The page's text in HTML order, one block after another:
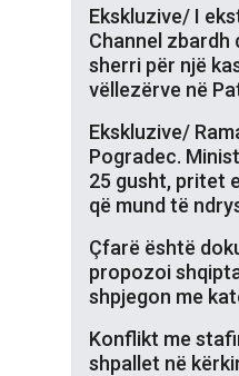
Ekskluzive/ I
Channel zbardh
sherri për një
vëllezërve në
Ekskluzive/
Pogradec.
25 gusht, pritet
që mund të
Çfarë është
propozoi
shpjegon me
Konflikt me
shpallet në